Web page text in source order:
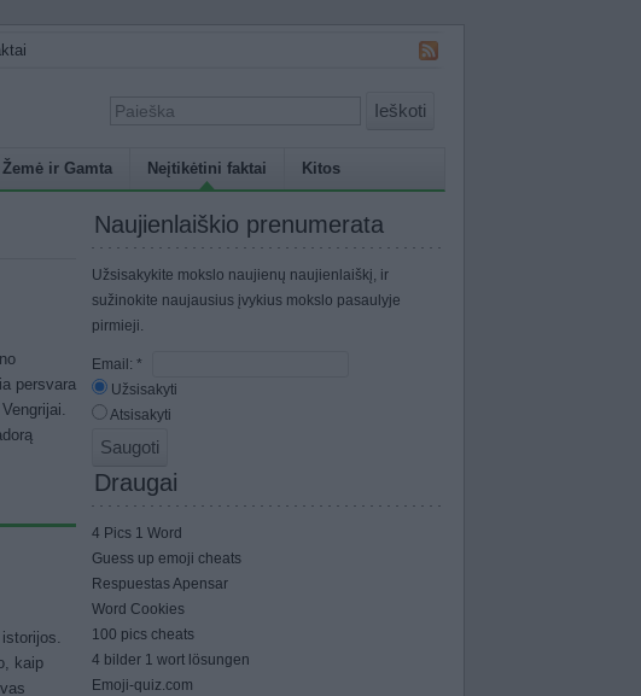
Ieškoti
Žemė ir Gamta Neįtikėtini faktai Kitos
persvara
kaip
Naujienlaiškio prenumerata
Užsisakykite mokslo naujienų naujienlaiškį, ir
sužinokite naujausius įvykius mokslo pasaulyje
pirmieji.
Email: *
Užsisakyti
Atsisakyti
Draugai
4 Pics 1 Word
Guess up emoji cheats
Respuestas Apensar
Word Cookies
100 pics cheats
4 bilder 1 wort lösungen
Emoji-quiz.com